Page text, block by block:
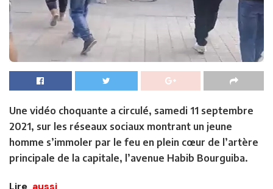
Une vidéo choquante a circulé, samedi 11 septembre
2021, sur les réseaux sociaux montrant un jeune
homme s’immoler par le feu en plein cœur de l’artère
principale de la capitale, l’avenue Habib Bourguiba.
Lire aussi